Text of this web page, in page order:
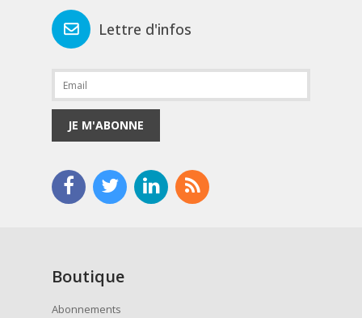
Lettre d'infos
JE M'ABONNE
Boutique
Abonnements